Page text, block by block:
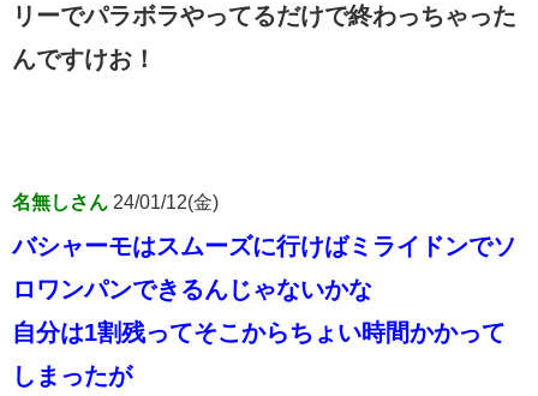
リーでパラボラやってるだけで終わっちゃった
んですけお！
名無しさん 24/01/12(金)
バシャーモはスムーズに行けばミライドンでソ
ロワンパンできるんじゃないかな
自分は1割残ってそこからちょい時間かかって
しまったが